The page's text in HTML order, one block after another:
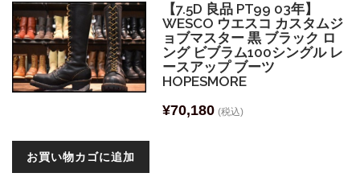
【7.5D 良品 PT99 03年】
WESCO ウエスコ カスタムジ
ョブマスター 黒 ブラック ロ
ング ビブラム100シングル レ
ースアップ ブーツ
HOPESMORE
¥70,180 (税込)
お買い物カゴに追加